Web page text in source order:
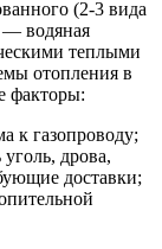
(2-3 вида
водяная
теплыми
отопления в
факторы:
к газопроводу;
дрова,
доставки;